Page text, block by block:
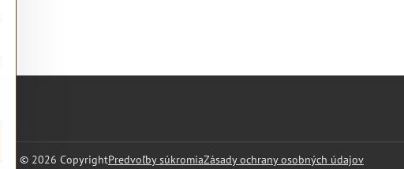
© 2026 CopyrightPredvoľby súkromiaZásady ochrany osobných údajov